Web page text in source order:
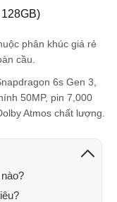
13:08 08/04/2026
12:14 08/04/2026
10:54 08/04/2026
10:53 08/04/2026
phân khúc giá rẻ
cầu.
6s Gen 3,
50MP, pin 7,000
Atmos chất lượng.